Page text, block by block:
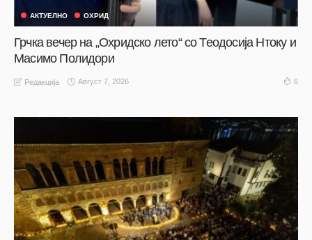
АКТУЕЛНО ОХРИД
Грчка вечер на „Охридско лето“ со Теодосија Нтоку и
Масимо Полидори
Редакција Август 7, 2026 6